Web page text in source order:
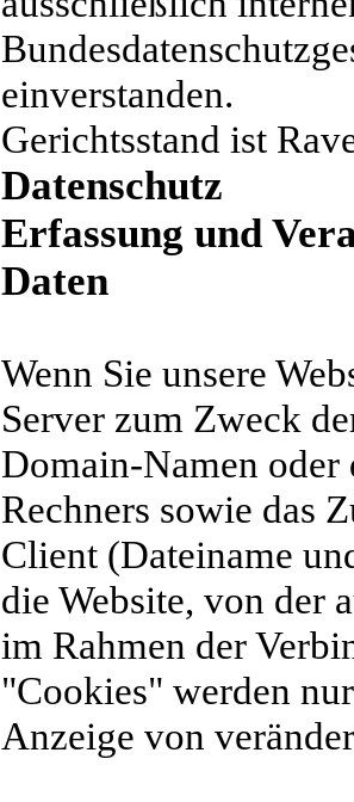
einverstanden.
Gerichtsstand ist
Datenschutz
Erfassung und
Daten
Wenn Sie unsere
Server zum Zweck
Domain-Namen oder
Rechners sowie das
Client (Dateiname
die Website, von der
im Rahmen der
"Cookies" werden
Anzeige von